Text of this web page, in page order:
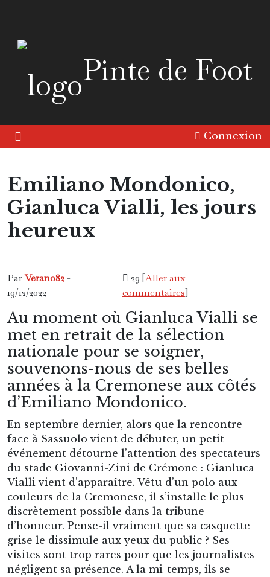
Pinte de Foot
Connexion
Emiliano Mondonico,
Gianluca Vialli, les jours
heureux
Europe Portrait
ParVerano82 -
19/12/2022
29 [Aller aux
commentaires]
Au moment où Gianluca Vialli se
met en retrait de la sélection
nationale pour se soigner,
souvenons-nous de ses belles
années à la Cremonese aux côtés
d’Emiliano Mondonico.
En septembre dernier, alors que la rencontre
face à Sassuolo vient de débuter, un petit
événement détourne l’attention des spectateurs
du stade Giovanni-Zini de Crémone : Gianluca
Vialli vient d’apparaître. Vêtu d’un polo aux
couleurs de la Cremonese, il s’installe le plus
discrètement possible dans la tribune
d’honneur. Pense-il vraiment que sa casquette
grise le dissimule aux yeux du public ? Ses
visites sont trop rares pour que les journalistes
négligent sa présence. A la mi-temps, ils se